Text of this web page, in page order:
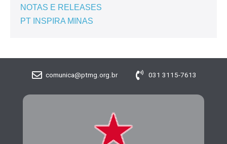
NOTAS E RELEASES
PT INSPIRA MINAS
comunica@ptmg.org.br 031 3115-7613